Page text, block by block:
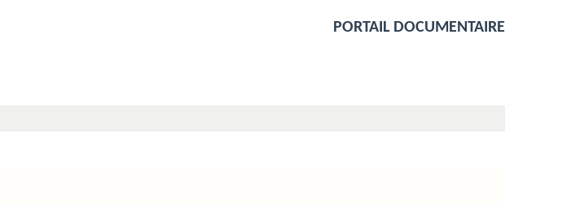
PORTAIL DOCUMENTAIRE